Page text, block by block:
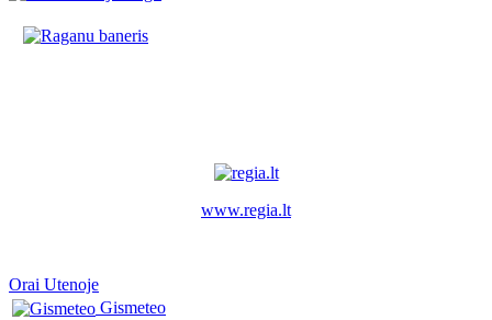
www.regia.lt
Orai Utenoje
Gismeteo